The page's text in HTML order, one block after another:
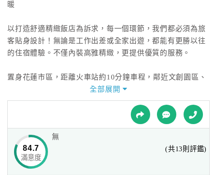
色
民
宿
球
網
暖
以打造舒適精緻飯店為訴求，每一個環節，我們都必須為旅
客貼身設計！無論是工作出差或全家出遊，都能有更勝以往
的住宿體驗。不僅內裝高雅精緻，更提供優質的服務。
置身花蓮市區，距離火車站約10分鐘車程，鄰近文創園區、
金三角商圈、太平洋公園與東大門夜市，無論洽公或旅遊，
提供給您更舒適便捷的住宿體驗。
全部展開
84.7
滿意度
無
(共13則評鑑)